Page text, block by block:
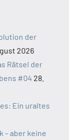
der
2026
Rätsel der
#04 28.
Ein uraltes
– aber keine